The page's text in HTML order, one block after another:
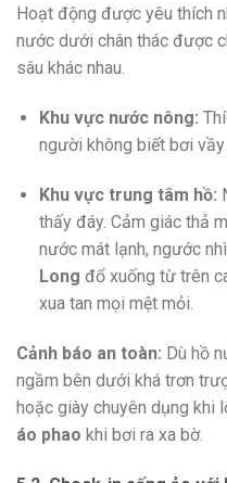
Hoạt động được yêu thích
nước dưới chân thác được
sâu khác nhau.
Khu vực nước nông:
người không biết bơi
Khu vực trung tâm hồ:
thấy đáy. Cảm giác thả
nước mát lạnh, ngước
Long đổ xuống từ trên
xua tan mọi mệt mỏi.
Cảnh báo an toàn: Dù hồ
ngầm bên dưới khá trơn
hoặc giày chuyên dụng khi
áo phao khi bơi ra xa bờ.